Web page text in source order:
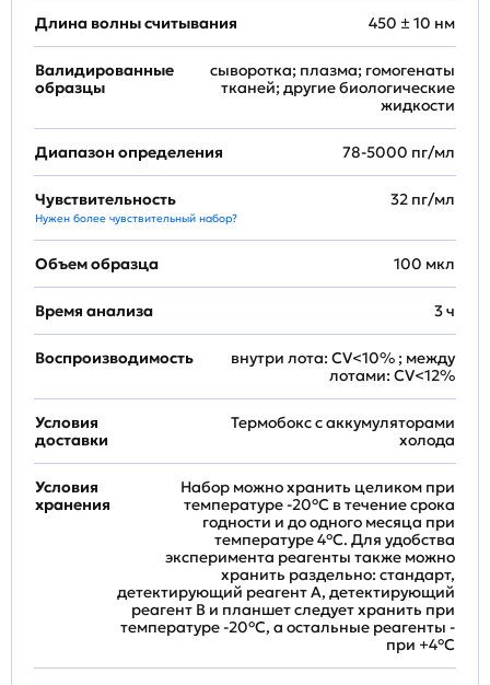
Длина волны считывания 450 ± 10 нм
Валидированные
образцы
сыворотка; плазма; гомогенаты
тканей; другие биологические
жидкости
Диапазон определения 78-5000 пг/мл
Чувствительность
Нужен более чувствительный набор?
32 пг/мл
Объем образца 100 мкл
Время анализа 3 ч
Воспроизводимость
внутри лота: CV<10% ; между
лотами: CV<12%
Условия
доставки
Термобокс с аккумуляторами
холода
Условия
хранения
Набор можно хранить целиком при
температуре -20°C в течение срока
годности и до одного месяца при
температуре 4°C. Для удобства
эксперимента реагенты также можно
хранить раздельно: стандарт,
детектирующий реагент A, детектирующий
реагент B и планшет следует хранить при
температуре -20°C, а остальные реагенты -
при +4°С